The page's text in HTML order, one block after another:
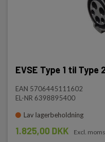
EVSE Type 1 til Type
EAN 5706445111602
EL-NR 6398895400
Lav lagerbeholdning
1.825,00 DKK Excl. moms